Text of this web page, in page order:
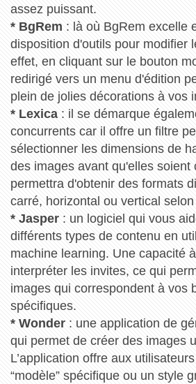
assez puissant.
* BgRem : là où BgRem excelle
disposition d'outils pour modifier
effet, en cliquant sur le bouton
redirigé vers un menu d'édition
plein de jolies décorations à vos
* Lexica : il se démarque
concurrents car il offre un filtre
sélectionner les dimensions de
des images avant qu'elles soient
permettra d'obtenir des formats
carré, horizontal ou vertical
* Jasper: un logiciel qui vous
différents types de contenu en
machine learning. Une capacité
interpréter les invites, ce qui
images qui correspondent à vos
spécifiques.
* Wonder: une application de
qui permet de créer des images
L’application offre aux
“modèle” spécifique ou un style